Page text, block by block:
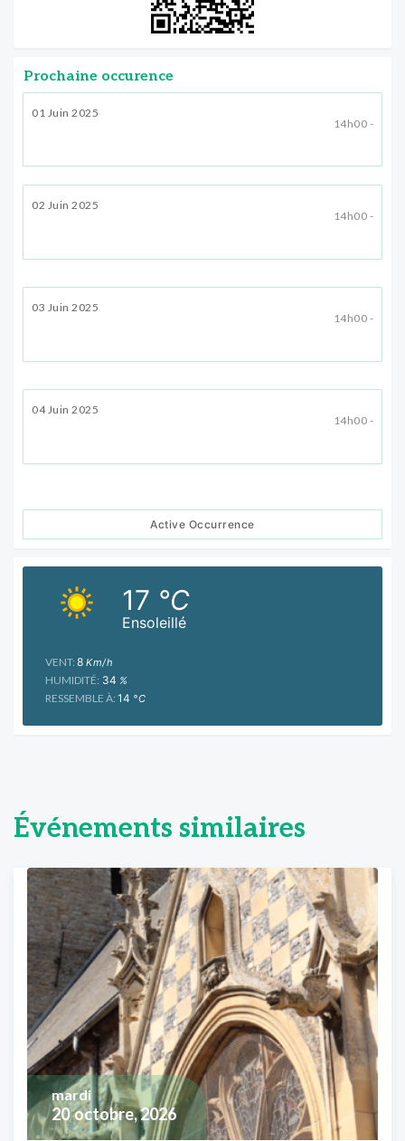
Prochaine occurence
01 Juin 2025
14h00 -
02 Juin 2025
14h00 -
03 Juin 2025
14h00 -
04 Juin 2025
14h00 -
Active Occurrence
Ensoleillé
17 °C
VENT: 8 Km/h
HUMIDITÉ: 34 %
RESSEMBLE À: 14 °C
Événements similaires
20 octobre, 2026
mardi